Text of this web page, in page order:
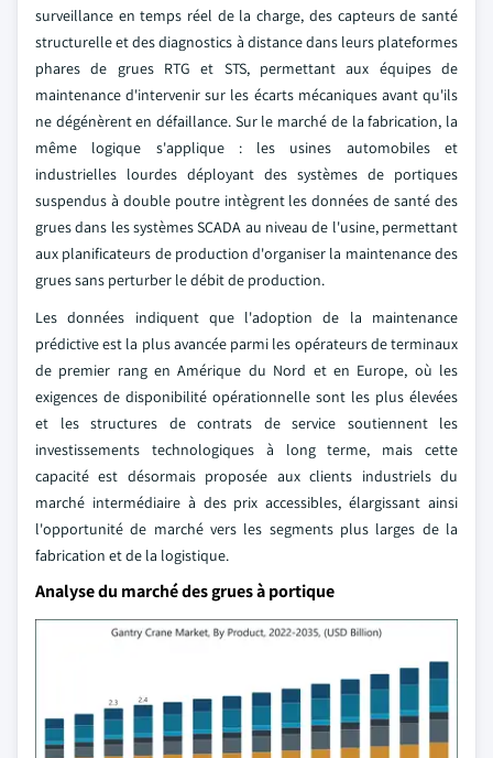
surveillance en temps réel de la charge, des capteurs de santé
structurelle et des diagnostics à distance dans leurs plateformes
phares de grues RTG et STS, permettant aux équipes de
maintenance d'intervenir sur les écarts mécaniques avant qu'ils
ne dégénèrent en défaillance. Sur le marché de la fabrication, la
même logique s'applique : les usines automobiles et
industrielles lourdes déployant des systèmes de portiques
suspendus à double poutre intègrent les données de santé des
grues dans les systèmes SCADA au niveau de l'usine, permettant
aux planificateurs de production d'organiser la maintenance des
grues sans perturber le débit de production.
Les données indiquent que l'adoption de la maintenance
prédictive est la plus avancée parmi les opérateurs de terminaux
de premier rang en Amérique du Nord et en Europe, où les
exigences de disponibilité opérationnelle sont les plus élevées
et les structures de contrats de service soutiennent les
investissements technologiques à long terme, mais cette
capacité est désormais proposée aux clients industriels du
marché intermédiaire à des prix accessibles, élargissant ainsi
l'opportunité de marché vers les segments plus larges de la
fabrication et de la logistique.
Analyse du marché des grues à portique